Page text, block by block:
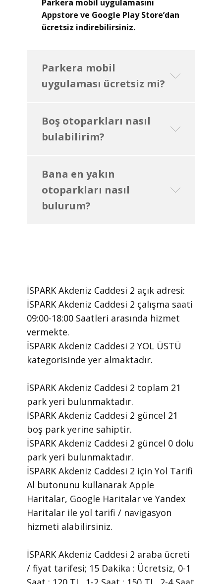
Parkera mobil uygulamasını
Appstore ve Google Play Store’dan
ücretsiz indirebilirsiniz.
Parkera mobil
uygulaması ücretsiz mi?
Boş otoparkları nasıl
bulabilirim?
Bana en yakın
otoparkları nasıl
bulurum?
İSPARK Akdeniz Caddesi 2 ​açık adresi:
İSPARK Akdeniz Caddesi 2 ​çalışma saati
09:00-18:00 Saatleri arasında ​hizmet
vermekte.
​İSPARK Akdeniz Caddesi 2 YOL ÜSTÜ
kategorisinde yer almaktadır.
İSPARK Akdeniz Caddesi 2 toplam 21
park yeri bulunmaktadır.
İSPARK Akdeniz Caddesi 2 güncel 21
boş park yerine sahiptir.
İSPARK Akdeniz Caddesi 2 güncel 0 dolu
park yeri bulunmaktadır.
İSPARK Akdeniz Caddesi 2 için Yol Tarifi
Al butonunu kullanarak Apple
Haritalar, Google Haritalar ve Yandex
Haritalar ile yol tarifi / navigasyon
hizmeti alabilirsiniz.
İSPARK Akdeniz Caddesi 2 araba ücreti
/ fiyat tarifesi; 15 Dakika : Ücretsiz, 0-1